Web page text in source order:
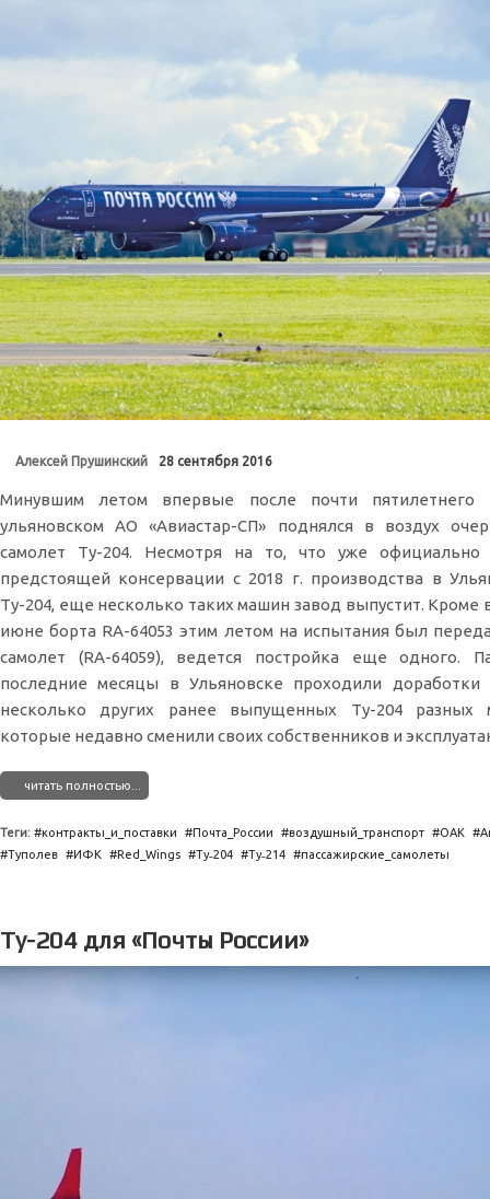
Алексей Прушинский 28 сентября 2016
Минувшим летом впервые после почти пятилетнего
ульяновском АО «Авиастар-СП» поднялся в воздух
самолет Ту-204. Несмотря на то, что уже
предстоящей консервации с 2018 г. производства в
Ту-204, еще несколько таких машин завод выпустит. Кроме
июне борта RA-64053 этим летом на испытания был
самолет (RA-64059), ведется постройка еще одного.
последние месяцы в Ульяновске проходили доработки
несколько других ранее выпущенных Ту-204 разных
которые недавно сменили своих собственников и
читать полностью...
Теги: контракты_и_поставки Почта_России воздушный_транспорт ОАК
Туполев
ИФК Red_Wings Ту˗204 Ту˗214 пассажирские_самолеты
Ту-204 для «Почты России»